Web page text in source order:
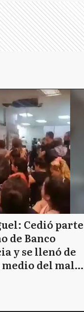
Cedió parte
de Banco
y se llenó de
medio del mal